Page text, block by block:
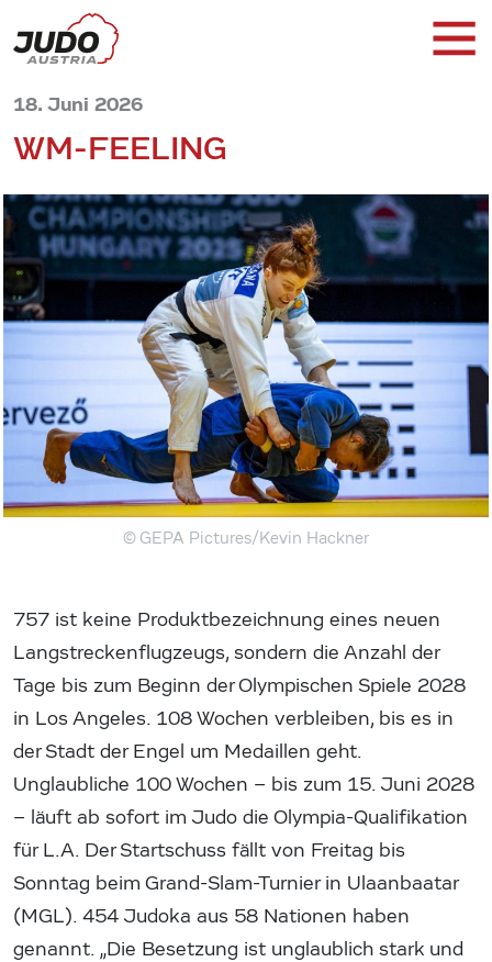
18. Juni 2026
WM-FEELING
© GEPA Pictures/Kevin Hackner
757 ist keine Produktbezeichnung eines neuen
Langstreckenflugzeugs, sondern die Anzahl der
Tage bis zum Beginn der Olympischen Spiele 2028
in Los Angeles. 108 Wochen verbleiben, bis es in
der Stadt der Engel um Medaillen geht.
Unglaubliche 100 Wochen – bis zum 15. Juni 2028
– läuft ab sofort im Judo die Olympia-Qualifikation
für L.A. Der Startschuss fällt von Freitag bis
Sonntag beim Grand-Slam-Turnier in Ulaanbaatar
(MGL). 454 Judoka aus 58 Nationen haben
genannt. „Die Besetzung ist unglaublich stark und